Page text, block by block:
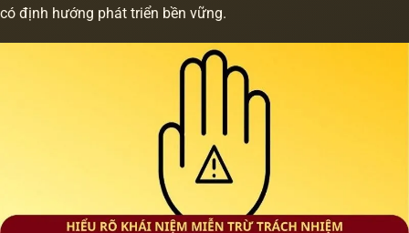
có định hướng phát triển bền vững.